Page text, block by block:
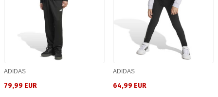
ADIDAS
79,99 EUR
ADIDAS
64,99 EUR